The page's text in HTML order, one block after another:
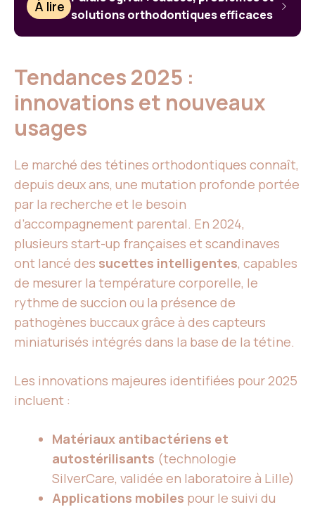
À lire solutions orthodontiques efficaces
Tendances 2025 :
innovations et nouveaux
usages
Le marché des tétines orthodontiques connaît,
depuis deux ans, une mutation profonde portée
par la recherche et le besoin
d’accompagnement parental. En 2024,
plusieurs start-up françaises et scandinaves
ont lancé des sucettes intelligentes, capables
de mesurer la température corporelle, le
rythme de succion ou la présence de
pathogènes buccaux grâce à des capteurs
miniaturisés intégrés dans la base de la tétine.
Les innovations majeures identifiées pour 2025
incluent :
Matériaux antibactériens et
autostérilisants (technologie
SilverCare, validée en laboratoire à Lille)
Applications mobiles pour le suivi du